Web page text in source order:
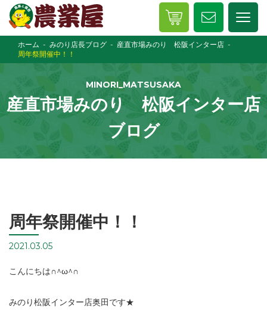
ホーム みのり店長ブログ
産直市場みのり 松阪インター店
周年祭開催中！！
MINORI_MATSUSAKA
産直市場みのり 松阪インター店
ブログ
周年祭開催中！！
2021.03.05
こんにちは∩^ω^∩
みのり松阪インター店奥田です★